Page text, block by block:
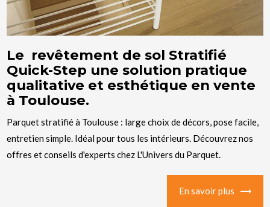
Le revêtement de sol Stratifié
Quick-Step une solution pratique
qualitative et esthétique en vente
à Toulouse.
Parquet stratifié à Toulouse : large choix de décors, pose facile,
entretien simple. Idéal pour tous les intérieurs. Découvrez nos
offres et conseils d'experts chez L'Univers du Parquet.
En savoir plus